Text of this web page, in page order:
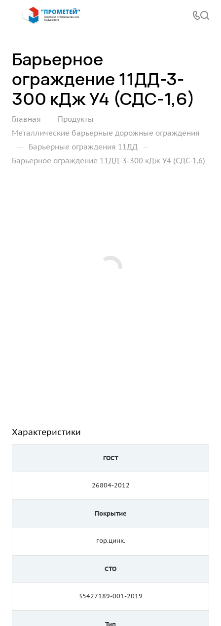
Барьерное
ограждение 11ДД-3-
300 кДж У4 (СДС-1,6)
Главная — Продукты —
Металлические барьерные дорожные ограждения
— Барьерные ограждения 11ДД —
Барьерное ограждение 11ДД-3-300 кДж У4 (СДС-1,6)
Характеристики
ГОСТ
26804-2012
Покрытие
гор.цинк.
СТО
35427189-001-2019
Тип